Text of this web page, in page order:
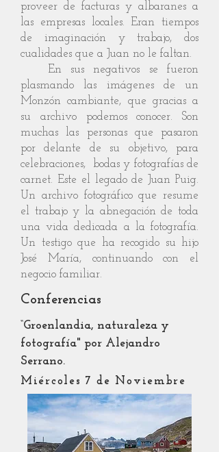
proveer de facturas y albaranes a
las empresas locales. Eran tiempos
de imaginación y trabajo, dos
cualidades que a Juan no le faltan.
En sus negativos se fueron
plasmando las imágenes de un
Monzón cambiante, que gracias a
su archivo podemos conocer. Son
muchas las personas que pasaron
por delante de su objetivo, para
celebraciones, bodas y fotografías de
carnet. Este el legado de Juan Puig.
Un archivo fotográfico que resume
el trabajo y la abnegación de toda
una vida dedicada a la fotografía.
Un testigo que ha recogido su hijo
José María, continuando con el
negocio familiar.
Conferencias
“Groenlandia, naturaleza y
fotografía" por Alejandro
Serrano.
Miércoles 7 de Noviembre